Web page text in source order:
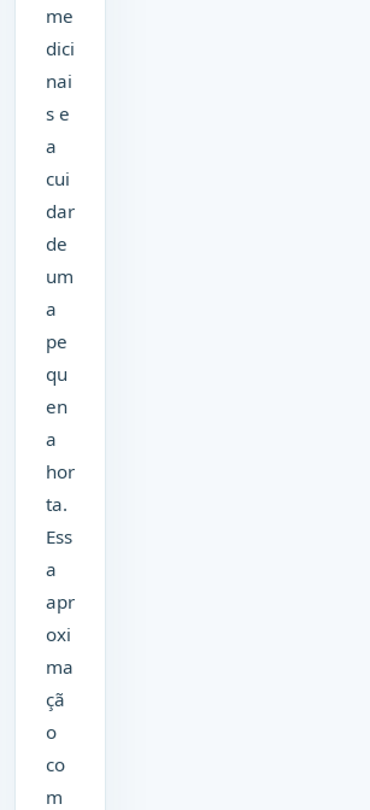
me
dici
nai
s e
a
cui
dar
de
um
a
pe
qu
en
a
hor
ta.
Ess
a
apr
oxi
ma
çã
o
co
m